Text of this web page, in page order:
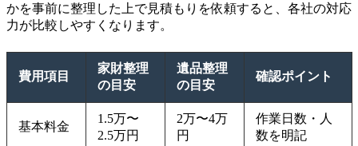
かを事前に整理した上で見積もりを依頼すると、各社の対応
力が比較しやすくなります。
費用項目
家財整理
の目安
遺品整理
の目安
確認ポイント
基本料金
1.5万〜
2.5万円
2万〜4万
円
作業日数・人
数を明記